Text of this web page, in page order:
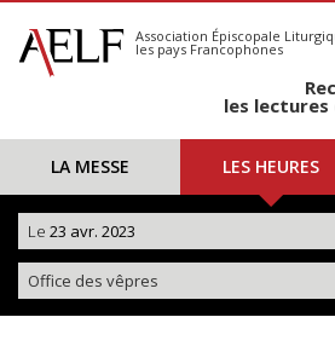
S'abonner
Calendrier
Association Épiscopale
les pays Francophones
les
LA MESSE LES HEURES
Le 23 avr. 2023
Office des vêpres